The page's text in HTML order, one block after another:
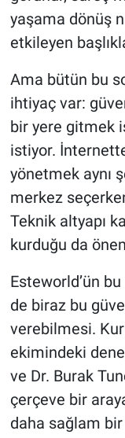
yaşama dönüş
etkileyen
Ama bütün bu
ihtiyaç var:
bir yere gitmek
istiyor.
yönetmek aynı
merkez
Teknik altyapı
kurduğu da
Esteworld’ün
de biraz bu
verebilmesi.
ekimindeki
ve Dr. Burak
çerçeve bir
daha sağlam bir